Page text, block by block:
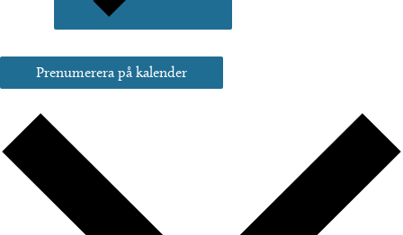
Prenumerera på kalender